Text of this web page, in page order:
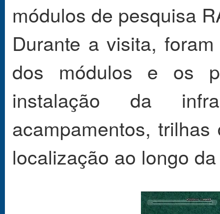
módulos de pesquisa
Durante a visita,
dos módulos e os
instalação da
acampamentos,
localização ao longo